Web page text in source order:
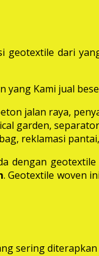
geotextile dari
yang Kami jual
jalan raya,
garden,
reklamasi
dengan
. Geotextile woven
sering diterapkan